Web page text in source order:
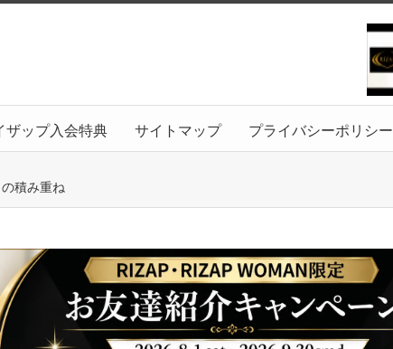
ザップ入会特典 サイトマップ プライバシーポリシー
積み重ね